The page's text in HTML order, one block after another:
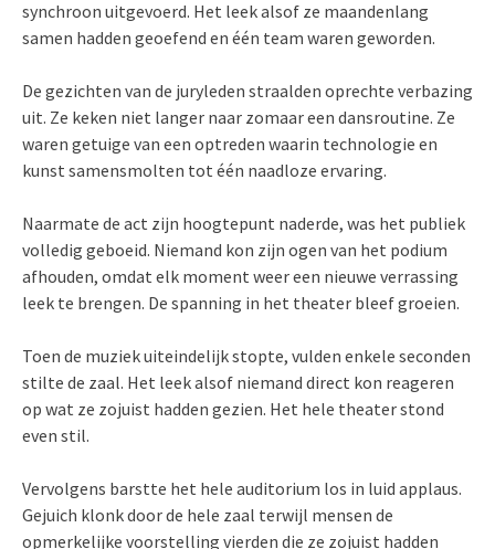
synchroon uitgevoerd. Het leek alsof ze maandenlang
samen hadden geoefend en één team waren geworden.
De gezichten van de juryleden straalden oprechte verbazing
uit. Ze keken niet langer naar zomaar een dansroutine. Ze
waren getuige van een optreden waarin technologie en
kunst samensmolten tot één naadloze ervaring.
Naarmate de act zijn hoogtepunt naderde, was het publiek
volledig geboeid. Niemand kon zijn ogen van het podium
afhouden, omdat elk moment weer een nieuwe verrassing
leek te brengen. De spanning in het theater bleef groeien.
Toen de muziek uiteindelijk stopte, vulden enkele seconden
stilte de zaal. Het leek alsof niemand direct kon reageren
op wat ze zojuist hadden gezien. Het hele theater stond
even stil.
Vervolgens barstte het hele auditorium los in luid applaus.
Gejuich klonk door de hele zaal terwijl mensen de
opmerkelijke voorstelling vierden die ze zojuist hadden